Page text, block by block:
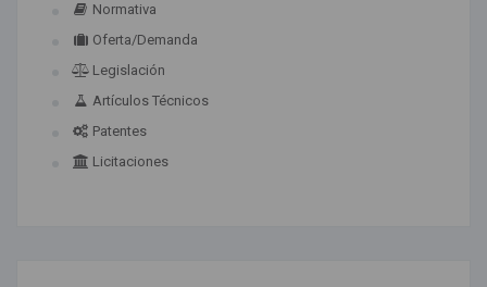
Normativa
Oferta/Demanda
Legislación
Artículos Técnicos
Patentes
Licitaciones